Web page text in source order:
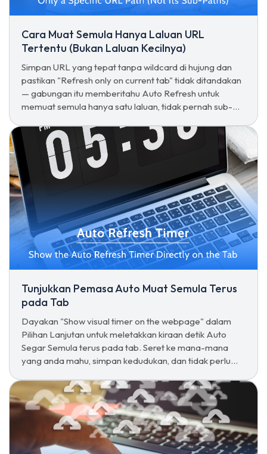
Cara Muat Semula Hanya Laluan URL
Tertentu (Bukan Laluan Kecilnya)
Simpan URL yang tepat tanpa wildcard di hujung dan
pastikan "Refresh only on current tab" tidak ditandakan
— gabungan itu memberitahu Auto Refresh untuk
memuat semula hanya satu laluan, tidak pernah sub-
Tunjukkan Pemasa Auto Muat Semula Terus
pada Tab
Dayakan "Show visual timer on the webpage" dalam
Pilihan Lanjutan untuk meletakkan kiraan detik Auto
Segar Semula terus pada tab. Seret ke mana-mana
yang anda mahu, simpan kedudukan, dan tidak perlu